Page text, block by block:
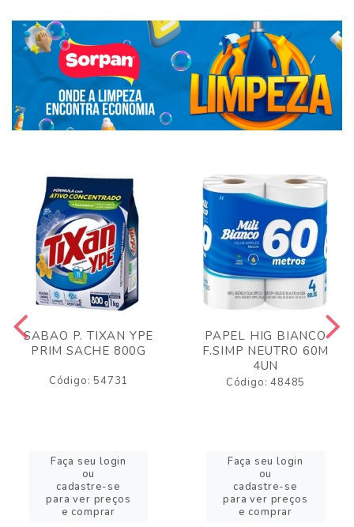
SABAO P. TIXAN YPE
PRIM SACHE 800G
Código: 54731
Faça seu login
ou
cadastre-se
para ver preços
e comprar
PAPEL HIG BIANCO
F.SIMP NEUTRO 60M
4UN
Código: 48485
Faça seu login
ou
cadastre-se
para ver preços
e comprar